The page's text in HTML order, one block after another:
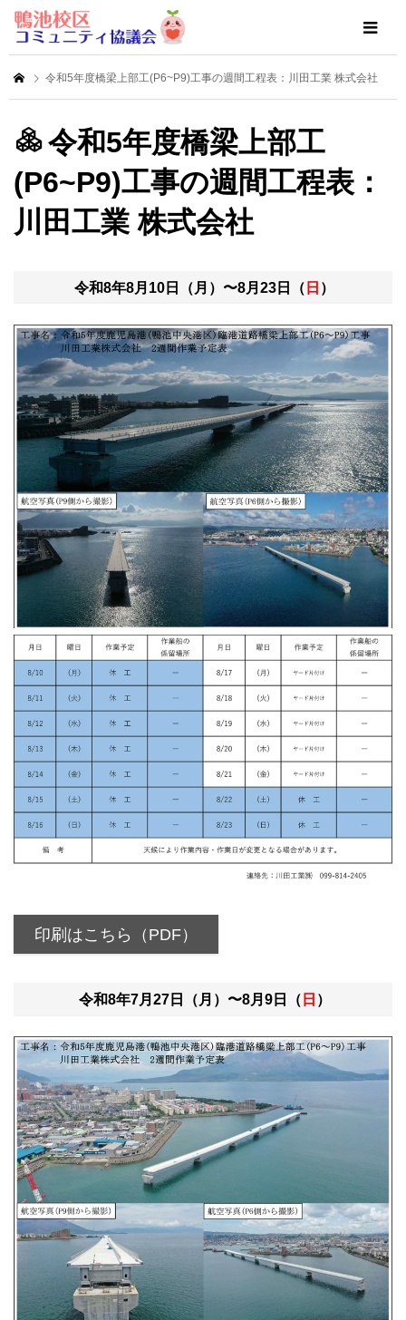
令和5年度橋梁上部⼯(P6~P9)⼯事の週間工程表：川田工業 株式会社
令和5年度橋梁上部⼯
(P6~P9)⼯事の週間工程表：
川田工業 株式会社
令和8年8月10日（月）〜8月23日（ 日 ）
印刷はこちら（PDF）
令和8年7月27日（月）〜8月9日（ 日 ）